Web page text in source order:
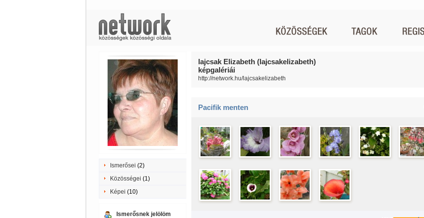
Ismerősei (2)
Közösségei (1)
Képei (10)
Ismerősnek jelölöm
lajcsak Elizabeth (lajcsakelizabeth)
képgalériái
http://network.hu/lajcsakelizabeth
Pacifik menten